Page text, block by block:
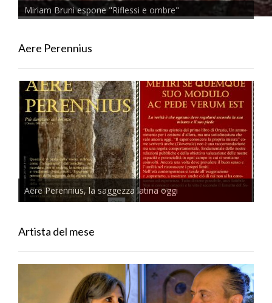
Miriam Bruni espone "Riflessi e ombre"
Aere Perennius
Aere Perennius, la saggezza latina oggi
Artista del mese